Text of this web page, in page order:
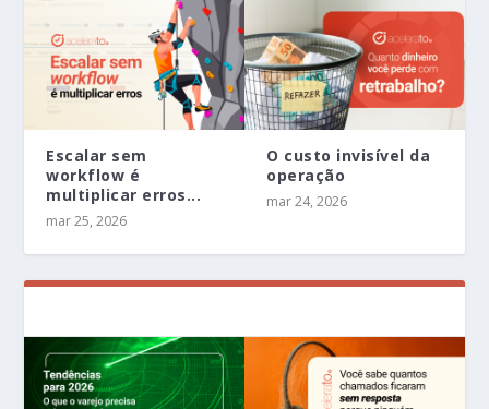
Escalar sem
workflow é
multiplicar erros...
mar 25, 2026
O custo invisível da
operação
mar 24, 2026